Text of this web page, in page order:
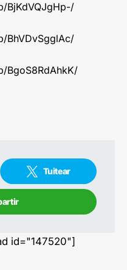
BjKdVQJgHp-/
BhVDvSgglAc/
BgoS8RdAhkK/
Tuitear
id="147520"]